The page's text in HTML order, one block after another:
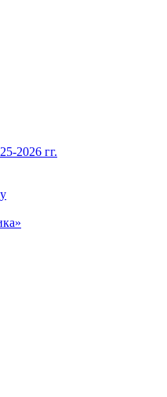
2026 гг.